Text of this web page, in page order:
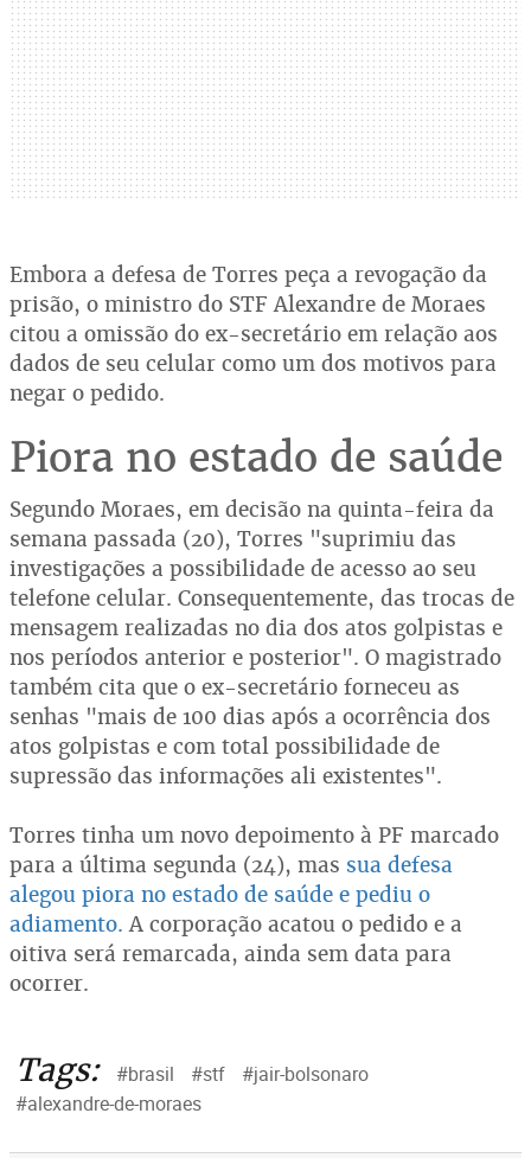
Embora a defesa de Torres peça a revogação da
prisão, o ministro do STF Alexandre de Moraes
citou a omissão do ex-secretário em relação aos
dados de seu celular como um dos motivos para
negar o pedido.
Piora no estado de saúde
Segundo Moraes, em decisão na quinta-feira da
semana passada (20), Torres "suprimiu das
investigações a possibilidade de acesso ao seu
telefone celular. Consequentemente, das trocas de
mensagem realizadas no dia dos atos golpistas e
nos períodos anterior e posterior". O magistrado
também cita que o ex-secretário forneceu as
senhas "mais de 100 dias após a ocorrência dos
atos golpistas e com total possibilidade de
supressão das informações ali existentes".
Torres tinha um novo depoimento à PF marcado
para a última segunda (24), mas sua defesa
alegou piora no estado de saúde e pediu o
adiamento. A corporação acatou o pedido e a
oitiva será remarcada, ainda sem data para
ocorrer.
Tags: #brasil #stf
#jair-bolsonaro
#alexandre-de-moraes